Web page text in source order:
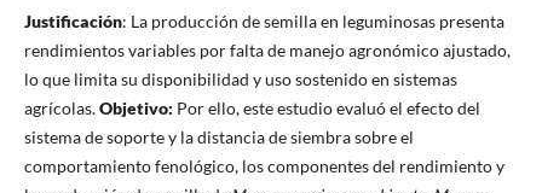
Justificación: La producción de semilla en leguminosas presenta
rendimientos variables por falta de manejo agronómico ajustado,
lo que limita su disponibilidad y uso sostenido en sistemas
agrícolas.Objetivo: Por ello, este estudio evaluó el efecto del
sistema de soporte y la distancia de siembra sobre el
comportamiento fenológico, los componentes del rendimiento y